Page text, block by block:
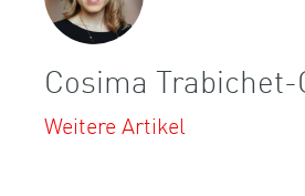
Cosima Trabichet-
Weitere Artikel